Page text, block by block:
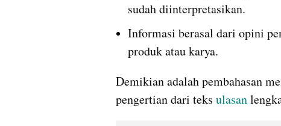
sudah diinterpretasikan.
Informasi berasal dari opini
produk atau karya.
Demikian adalah pembahasan
pengertian dari teks ulasan